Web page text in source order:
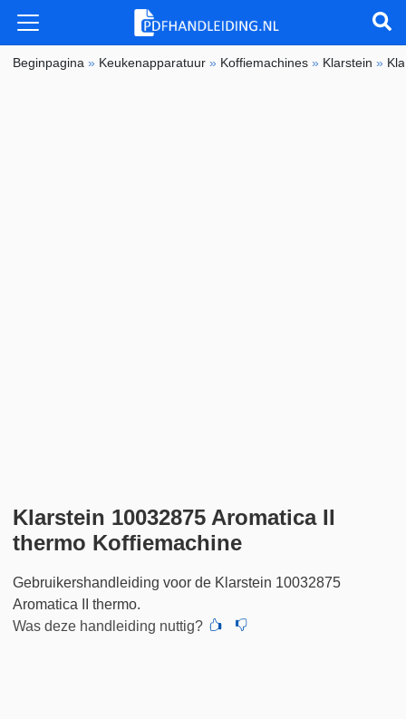
Beginpagina » Keukenapparatuur » Koffiemachines » Klarstein »
Klarstein 10032875 Aromatica II
thermo Koffiemachine
Gebruikershandleiding voor de Klarstein 10032875
Aromatica II thermo.
Was deze handleiding nuttig?